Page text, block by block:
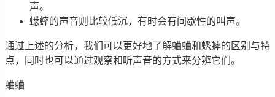
声。
蟋蟀的声音则比较低沉，有时会有间歇性的叫声。
通过上述的分析，我们可以更好地了解蛐蛐和蟋蟀的区别与特
点，同时也可以通过观察和听声音的方式来分辨它们。
蛐蛐